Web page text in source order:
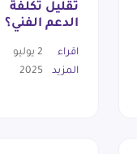
تقليل تكلفة
الدعم الفني؟
اقراء
المزيد
2 يوليو
2025